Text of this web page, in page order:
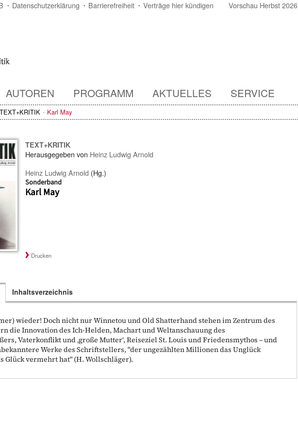
Datenschutzerklärung Barrierefreiheit Verträge hier kündigen Vorschau Herbst 2026
AUTOREN PROGRAMM AKTUELLES SERVICE
TEXT+KRITIK Karl May
TEXT+KRITIK
Herausgegeben von Heinz Ludwig Arnold
Heinz Ludwig Arnold (Hg.)
Sonderband
Karl May
Drucken
wieder! Doch nicht nur Winnetou und Old Shatterhand stehen im Zentrum des
die Innovation des Ich-Helden, Machart und Weltanschauung des
Vaterkonflikt und ‚große Mutter‘, Reiseziel St. Louis und Friedensmythos – und
Werke des Schriftstellers, "der ungezählten Millionen das Unglück
Glück vermehrt hat" (H. Wollschläger).
Inhaltsverzeichnis